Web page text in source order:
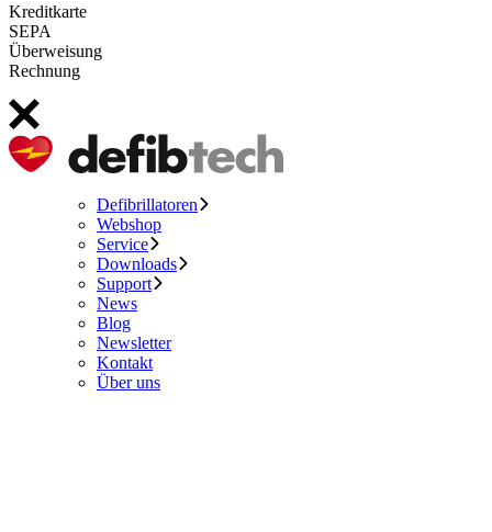
Kreditkarte
SEPA
Überweisung
Rechnung
Defibrillatoren
Webshop
Service
Downloads
Support
News
Blog
Newsletter
Kontakt
Über uns